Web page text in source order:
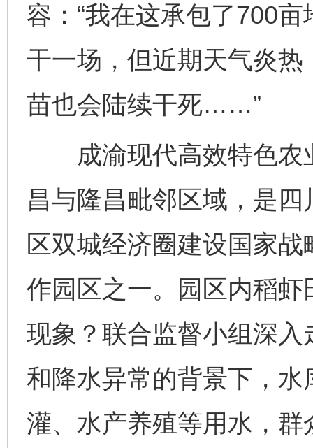
容：“我在这承包了700
干一场，但近期天气炎
苗也会陆续干死……”
成渝现代高效特色农
昌与隆昌毗邻区域，是
区双城经济圈建设国家
作园区之一。园区内稻虾
现象？联合监督小组深
和降水异常的背景下，
灌、水产养殖等用水，